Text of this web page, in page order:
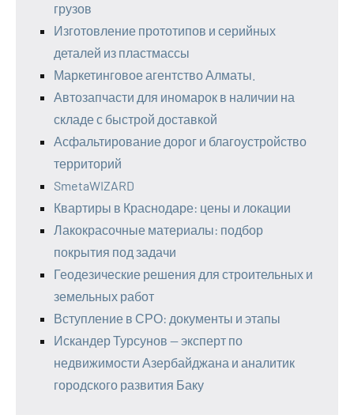
грузов
Изготовление прототипов и серийных
деталей из пластмассы
Маркетинговое агентство Алматы.
Автозапчасти для иномарок в наличии на
складе с быстрой доставкой
Асфальтирование дорог и благоустройство
территорий
SmetaWIZARD
Квартиры в Краснодаре: цены и локации
Лакокрасочные материалы: подбор
покрытия под задачи
Геодезические решения для строительных и
земельных работ
Вступление в СРО: документы и этапы
Искандер Турсунов — эксперт по
недвижимости Азербайджана и аналитик
городского развития Баку